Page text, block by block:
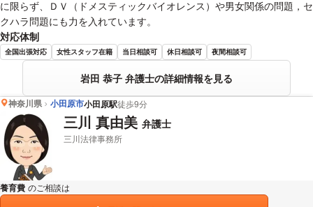
に限らず、ＤＶ（ドメスティックバイオレンス）や男女関係の問題，セ
クハラ問題にも力を入れています。
対応体制
全国出張対応 女性スタッフ在籍 当日相談可 休日相談可 夜間相談可
岩田 恭子 弁護士の詳細情報を見る
神奈川県 小田原市小田原駅徒歩9分
三川 真由美 弁護士
三川法律事務所
養育費 のご相談は